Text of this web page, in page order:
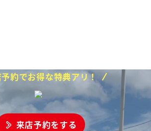
約でお得な特典アリ！
来店予約をする